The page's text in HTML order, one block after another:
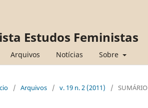
Estudos Feministas
Arquivos Notícias Sobre
/ Arquivos / v. 19 n. 2 (2011) / SUMÁRIO